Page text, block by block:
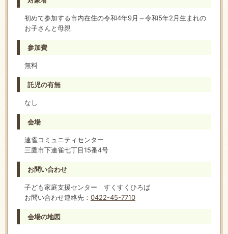
初めて参加する市内在住の令和4年9月～令和5年2月生まれの
お子さんと母親
参加費
無料
託児の有無
なし
会場
連雀コミュニティセンター
三鷹市下連雀七丁目15番4号
お問い合わせ
子ども家庭支援センター すくすくひろば
お問い合わせ連絡先： 0422-45-7710
会場の地図